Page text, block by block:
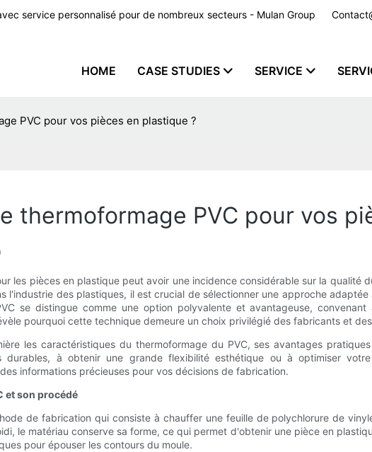
service personnalisé pour de nombreux secteurs - Mulan Group
HOME CASE STUDIES SERVICE
PVC pour vos pièces en plastique ?
thermoformage PVC pour vos
les pièces en plastique peut avoir une incidence considérable sur la
l'industrie des plastiques, il est crucial de sélectionner une approche
se distingue comme une option polyvalente et avantageuse,
pourquoi cette technique demeure un choix privilégié des fabricants et
les caractéristiques du thermoformage du PVC, ses avantages
durables, à obtenir une grande flexibilité esthétique ou à optimiser
informations précieuses pour vos décisions de fabrication.
et son procédé
de fabrication qui consiste à chauffer une feuille de polychlorure de
le matériau conserve sa forme, ce qui permet d'obtenir une pièce en
pour épouser les contours du moule.